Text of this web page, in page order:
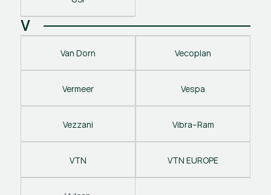
V
Van Dorn Vecoplan
Vermeer Vespa
Vezzani Vibra–Ram
VTN VTN EUROPE